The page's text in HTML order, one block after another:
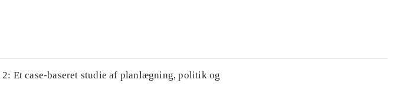
Et case-baseret studie af planlægning, politik og